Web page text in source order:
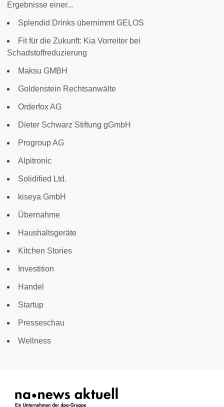
Ergebnisse einer...
Splendid Drinks übernimmt GELOS
Fit für die Zukunft: Kia Vorreiter bei
Schadstoffreduzierung
Maksu GMBH
Goldenstein Rechtsanwälte
Orderfox AG
Dieter Schwarz Stiftung gGmbH
Progroup AG
Alpitronic
Solidified Ltd.
kiseya GmbH
Übernahme
Haushaltsgeräte
Kitchen Stories
Investition
Handel
Startup
Presseschau
Wellness